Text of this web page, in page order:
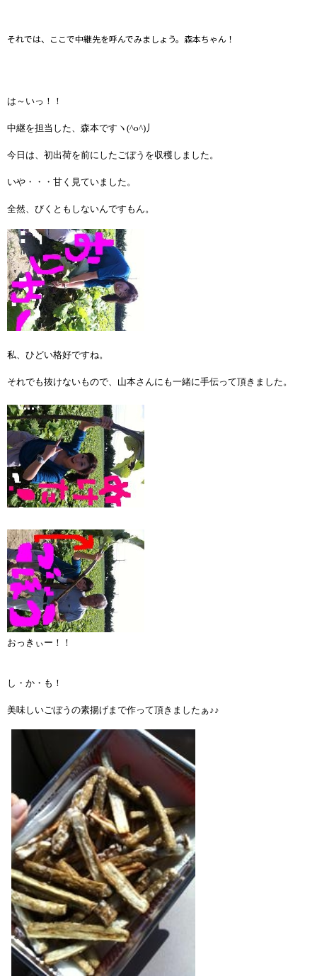
それでは、ここで中継先を呼んでみましょう。森本ちゃん！
は～いっ！！
中継を担当した、森本ですヽ(^o^)丿
今日は、初出荷を前にしたごぼうを収穫しました。
いや・・・甘く見ていました。
全然、びくともしないんですもん。
私、ひどい格好ですね。
それでも抜けないもので、山本さんにも一緒に手伝って頂きました。
おっきぃー！！
し・か・も！
美味しいごぼうの素揚げまで作って頂きましたぁ♪♪